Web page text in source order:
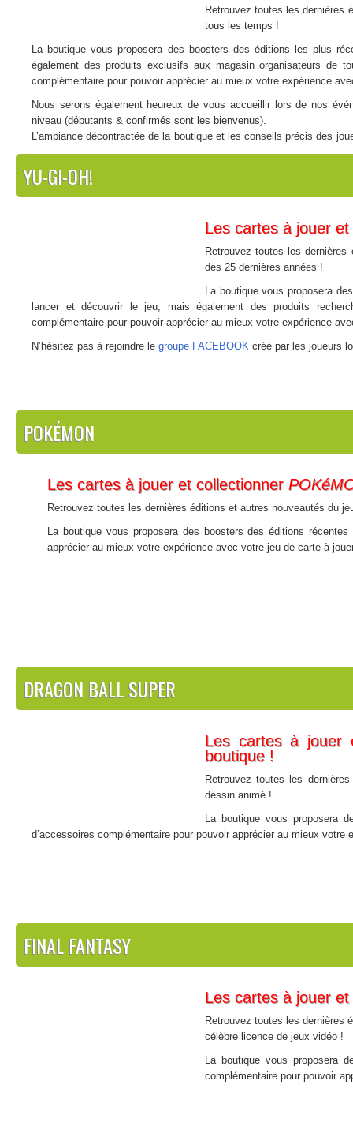
Retrouvez toutes les dernières
tous les temps !
La boutique vous proposera des boosters des éditions les plus
également des produits exclusifs aux magasin organisateurs de
complémentaire pour pouvoir apprécier au mieux votre expérience
Nous serons également heureux de vous accueillir lors de nos
niveau (débutants & confirmés sont les bienvenus).
L’ambiance décontractée de la boutique et les conseils précis des
l’univers deMagic : The Gathering!
N’hésitez pas à rejoindre le
YU-GI-OH!
Les cartes à jouer
Retrouvez toutes les
des 25 dernières années !
La boutique vous proposera
lancer et découvrir le jeu, mais également des produits
complémentaire pour pouvoir apprécier au mieux votre expérience
N’hésitez pas à rejoindre le groupe FACEBOOK créé par les joueurs
POKÉMON
Les cartes à jouer et collectionner
Retrouvez toutes les dernières éditions et autres nouveautés du
La boutique vous proposera des boosters des éditions
apprécier au mieux votre expérience avec votre jeu de carte à
DRAGON BALL SUPER
Les cartes à jouer
boutique !
Retrouvez toutes les
dessin animé !
La boutique vous proposera
d’accessoires complémentaire pour pouvoir apprécier au mieux
FINAL FANTASY
Les cartes à jouer
Retrouvez toutes les dernières
célèbre licence de jeux vidéo !
La boutique vous proposera
complémentaire pour pouvoir